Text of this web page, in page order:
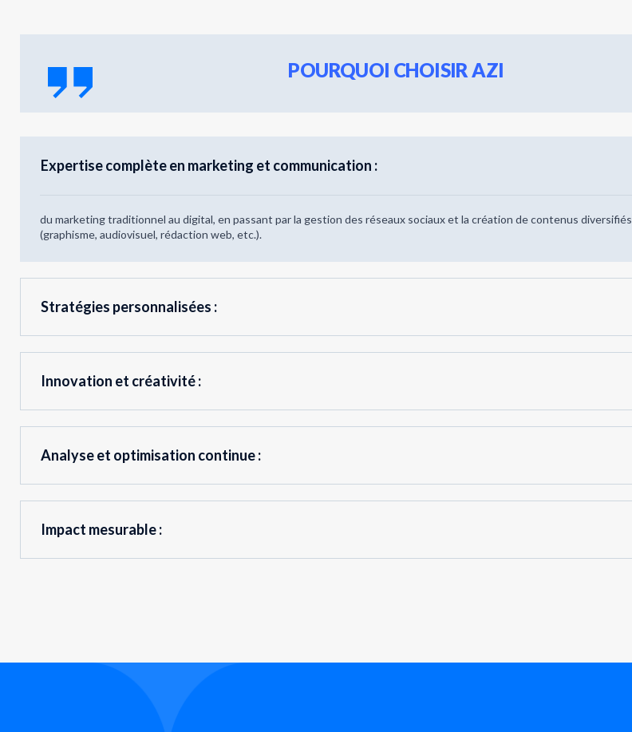
POURQUOI CHOISIR AZI
Expertise complète en marketing et communication :
du marketing traditionnel au digital, en passant par la gestion des réseaux sociaux et la création de contenus diversifiés
(graphisme, audiovisuel, rédaction web, etc.).
Stratégies personnalisées :
Innovation et créativité :
Analyse et optimisation continue :
Impact mesurable :